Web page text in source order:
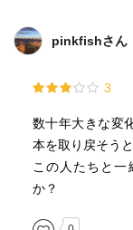
pinkfishさん
3
数十年大きな変
本を取り戻そう
この人たちと一
か？